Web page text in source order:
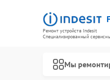
Ремонт устройств Indesit
Специализированный
Мы